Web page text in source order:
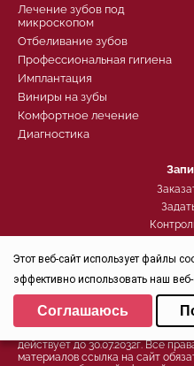
Лечение зубов под
микроскопом
Отбеливание зубов
Профессиональная гигиена
Имплантация
Виниры на зубы
Комфортное лечение
Диагностика
Политика конфиденциальности
© 2026, Группа компаний СТОМА™
Петербурге для детей и взрослых
действует до 30.07.2032г. Все
материалов ссылка на сайт
Этот веб-сайт использует файлы
эффективно использовать наш веб-
Выберите настройки cookie
Минимальные
Аналитические/
Соглашаюсь